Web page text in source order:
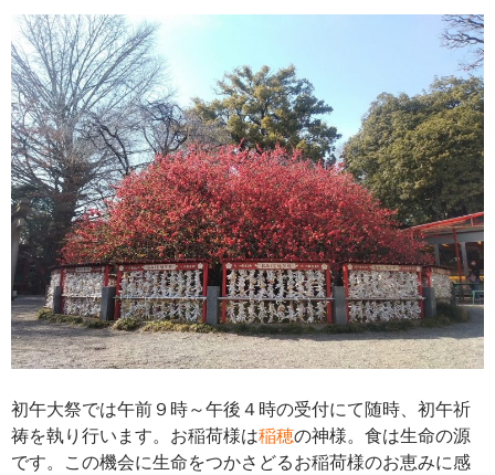
初午大祭では午前９時～午後４時の受付にて随時、初午祈
祷を執り行います。お稲荷様は稲穂の神様。食は生命の源
です。この機会に生命をつかさどるお稲荷様のお恵みに感